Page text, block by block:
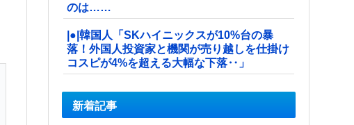
のは……
|●|韓国人「SKハイニックスが10%台の暴
落！外国人投資家と機関が売り越しを仕掛け
コスピが4%を超える大幅な下落‥」
新着記事